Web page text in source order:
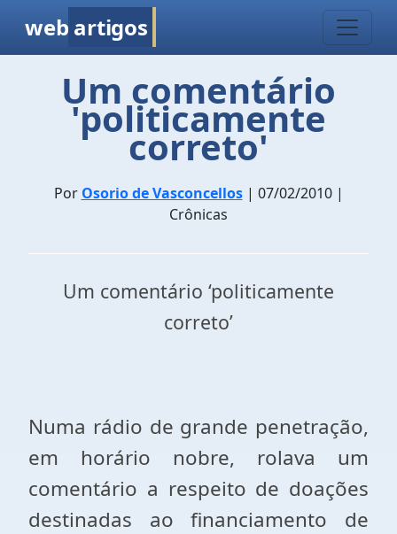
web artigos
Um comentário
'politicamente
correto'
Por Osorio de Vasconcellos| 07/02/2010 |
Crônicas
Um comentário ‘politicamente
correto’
Numa rádio de grande penetração,
em horário nobre, rolava um
comentário a respeito de doações
destinadas ao financiamento de